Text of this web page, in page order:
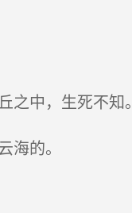
中，生死不知。
的。